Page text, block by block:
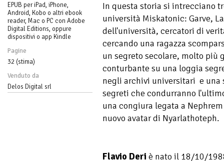
EPUB per iPad, iPhone,
Android, Kobo o altri ebook
reader, Mac o PC con Adobe
Digital Editions, oppure
dispositivi o app Kindle
Pagine
32 (stima)
Venduto da
Delos Digital srl
In questa storia si intrecciano
università Miskatonic: Garve,
dell'università, cercatori di
cercando una ragazza
un segreto secolare, molto più
conturbante su una loggia
negli archivi universitari e una
segreti che condurranno
una congiura legata a
nuovo avatar di Nyarlathoteph.
Flavio Deri è nato il 18/10/